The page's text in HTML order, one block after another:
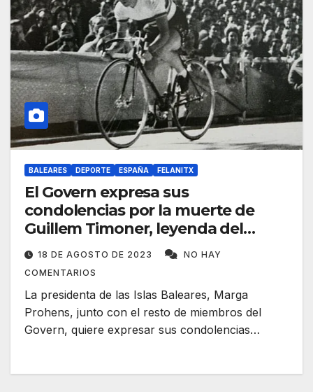
BALEARES DEPORTE ESPAÑA FELANITX
El Govern expresa sus
condolencias por la muerte de
Guillem Timoner, leyenda del
ciclismo mundial
18 DE AGOSTO DE 2023
NO HAY
COMENTARIOS
La presidenta de las Islas Baleares, Marga
Prohens, junto con el resto de miembros del
Govern, quiere expresar sus condolencias…